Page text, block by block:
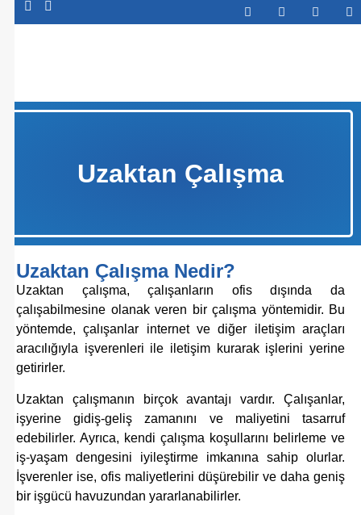
Uzaktan Çalışma
Uzaktan Çalışma Nedir?
Uzaktan çalışma, çalışanların ofis dışında da
çalışabilmesine olanak veren bir çalışma yöntemidir. Bu
yöntemde, çalışanlar internet ve diğer iletişim araçları
aracılığıyla işverenleri ile iletişim kurarak işlerini yerine
getirirler.
Uzaktan çalışmanın birçok avantajı vardır. Çalışanlar,
işyerine gidiş-geliş zamanını ve maliyetini tasarruf
edebilirler. Ayrıca, kendi çalışma koşullarını belirleme ve
iş-yaşam dengesini iyileştirme imkanına sahip olurlar.
İşverenler ise, ofis maliyetlerini düşürebilir ve daha geniş
bir işgücü havuzundan yararlanabilirler.